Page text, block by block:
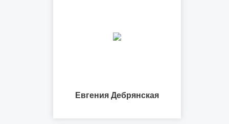
Евгения Дебрянская